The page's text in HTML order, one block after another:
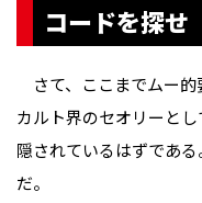
コードを探せ
さて、ここまでムー的
カルト界のセオリーと
隠されているはずであ
だ。